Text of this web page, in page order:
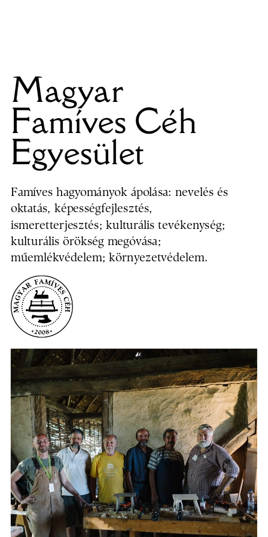
Magyar
Famíves Céh
Egyesület
Famíves hagyományok ápolása: nevelés és
oktatás, képességfejlesztés,
ismeretterjesztés; kulturális tevékenység;
kulturális örökség megóvása;
műemlékvédelem; környezetvédelem.